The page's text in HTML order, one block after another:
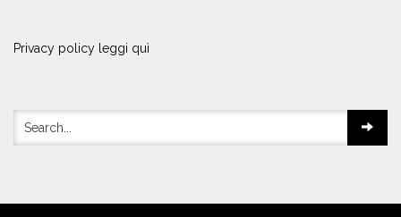
Privacy policy leggi quì